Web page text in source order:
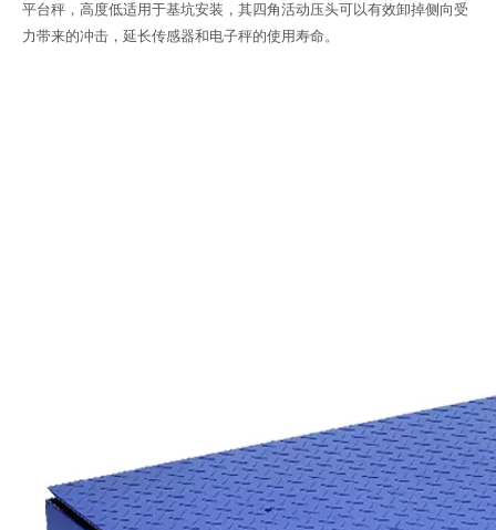
平台秤，高度低适用于基坑安装，其四角活动压头可以有效卸掉侧向受
力带来的冲击，延长传感器和电子秤的使用寿命。